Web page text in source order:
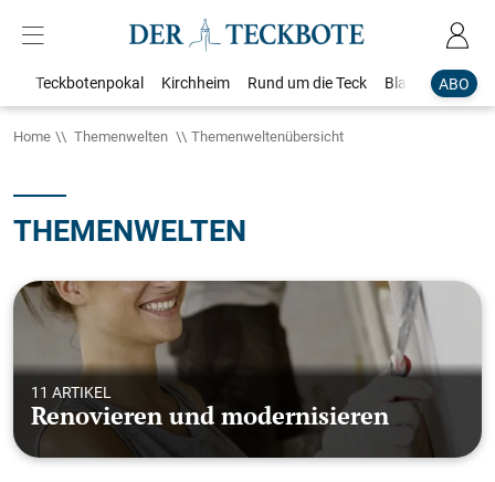
ABO
Teckbotenpokal Kirchheim Rund um die Teck Blaulicht
Home Themenwelten Themenweltenübersicht
THEMENWELTEN
11 ARTIKEL
Renovieren und modernisieren